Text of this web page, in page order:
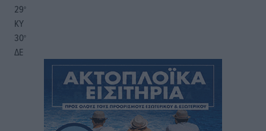
29°
ΚΥ
30°
ΔΕ